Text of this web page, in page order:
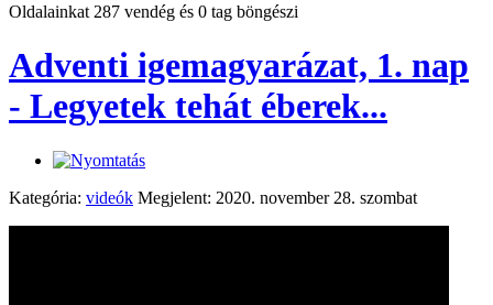
Oldalainkat 287 vendég és 0 tag böngészi
Adventi igemagyarázat, 1. nap
- Legyetek tehát éberek...
Kategória: videók Megjelent: 2020. november 28. szombat